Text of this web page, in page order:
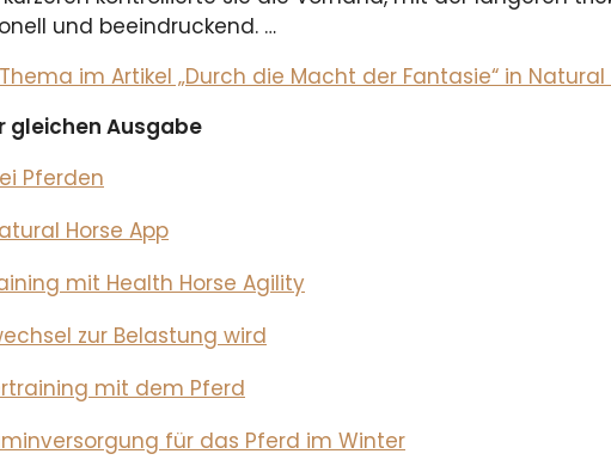
und beeindruckend. …
im Artikel „Durch die Macht der Fantasie“ in
gleichen Ausgabe
Pferden
Horse App
mit Health Horse Agility
zur Belastung wird
mit dem Pferd
für das Pferd im Winter